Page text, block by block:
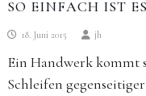
SO EINFACH IST
18. Juni 2015 jh
Ein Handwerk kommt
Schleifen